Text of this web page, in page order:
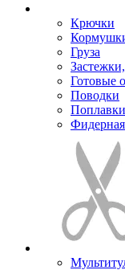
Крючки
Груза
Готовые
Поводки
Поплавки